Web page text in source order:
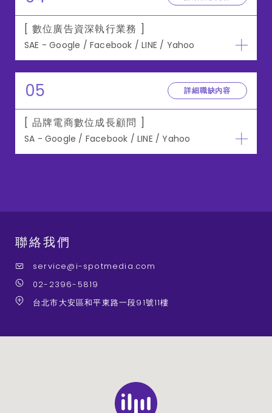
[ 數位廣告資深執行業務 ]
SAE - Google / Facebook / LINE / Yahoo
05 詳細職缺內容
[ 品牌電商數位成長顧問 ]
SA - Google / Facebook / LINE / Yahoo
聯絡我們
service@i-spotmedia.com
02-2396-5819
台北市大安區和平東路一段91號11樓